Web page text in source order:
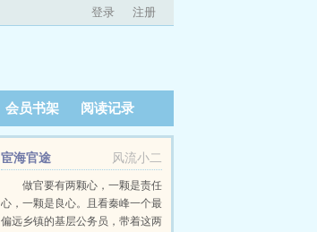
登录 注册
会员书架 阅读记录
风流小二
宦海官途
做官要有两颗心，一颗是责任
心，一颗是良心。且看秦峰一个最
偏远乡镇的基层公务员，带着这两